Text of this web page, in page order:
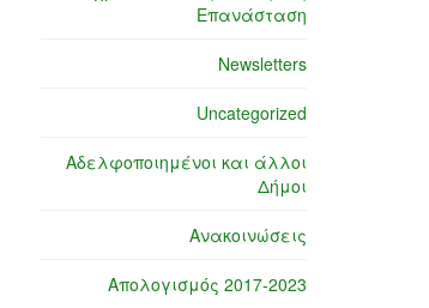
Επανάσταση
Newsletters
Uncategorized
Αδελφοποιημένοι και άλλοι
Δήμοι
Ανακοινώσεις
Απολογισμός 2017-2023